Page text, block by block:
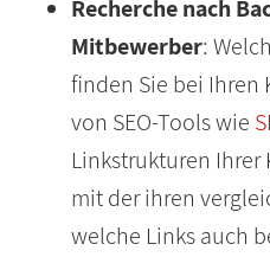
Recherche nach
Mitbewerber:
finden Sie bei Ihren
von SEO-Tools wie
Linkstrukturen Ihrer
mit der ihren
welche Links auch